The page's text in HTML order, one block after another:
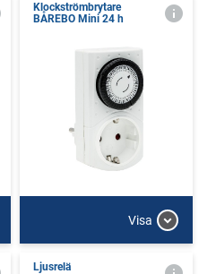
Klockströmbrytare
BÅREBO Mini 24 h
Visa
Ljusrelä